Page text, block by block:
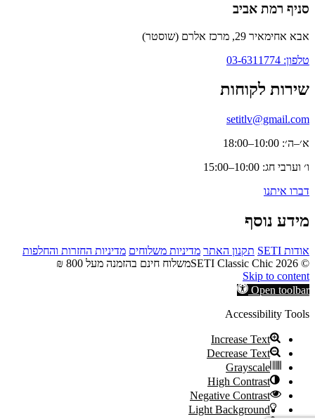
סניף רמת אביב
אבא אחימאיר 29, מרכז אלרם (שוסטר)
טלפון: 03-6311774
שירות לקוחות
setitlv@gmail.com
א׳–ה׳: 10:00–18:00
ו׳ וערבי חג: 10:00–15:00
דברו איתנו
מידע נוסף
אודות SETI תקנון האתר מדיניות משלוחים מדיניות החזרות והחלפות
© 2026 SETI Classic Chic
משלוח חינם בהזמנה מעל 800 ₪
Skip to content
Open toolbar
Accessibility Tools
Increase Text
Decrease Text
Grayscale
High Contrast
Negative Contrast
Light Background